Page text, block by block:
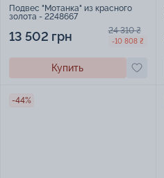
Подвес "Мотанка" из красного
золота - 2248667
13 502 грн 24 310 ₴
-10 808 ₴
Купить
-44%